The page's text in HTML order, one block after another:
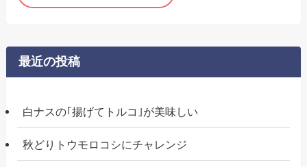
最近の投稿
白ナスの｢揚げてトルコ｣が美味しい
秋どりトウモロコシにチャレンジ